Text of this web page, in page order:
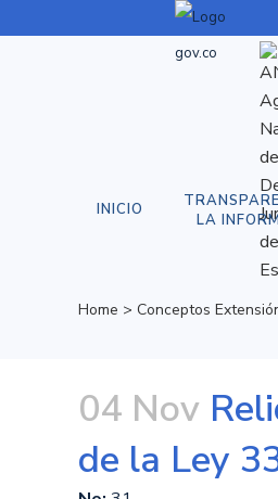
INICIO
LA
Home > Conceptos
04 Nov
de la Ley